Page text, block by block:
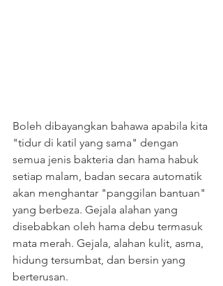
Boleh dibayangkan bahawa apabila kita
"tidur di katil yang sama" dengan
semua jenis bakteria dan hama habuk
setiap malam, badan secara automatik
akan menghantar "panggilan bantuan"
yang berbeza. Gejala alahan yang
disebabkan oleh hama debu termasuk
mata merah. Gejala, alahan kulit, asma,
hidung tersumbat, dan bersin yang
berterusan.